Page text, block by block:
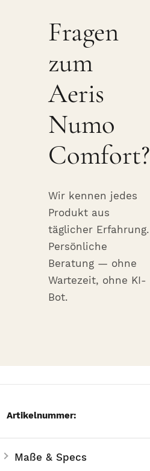
Fragen
zum
Aeris
Numo
Comfort?
Wir kennen jedes
Produkt aus
täglicher Erfahrung.
Persönliche
Beratung — ohne
Wartezeit, ohne KI-
Bot.
Produkteigenschaft
Wert
Artikelnummer:
Maße & Specs